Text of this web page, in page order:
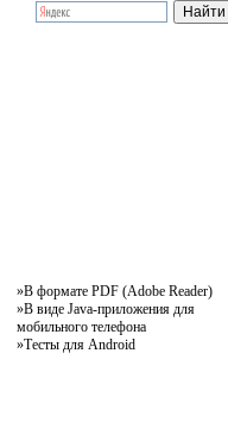
»В формате PDF (Adobe Reader)
»В виде Java-приложения для
мобильного телефона
»Тесты для Android